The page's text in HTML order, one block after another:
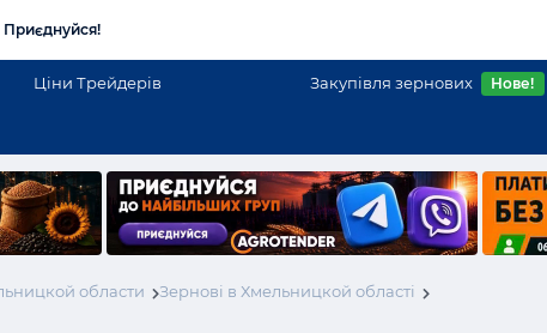
Приєднуйся!
Ціни Трейдерів Закупівля зернових Нове!
области
Зернові в Хмельницкой області